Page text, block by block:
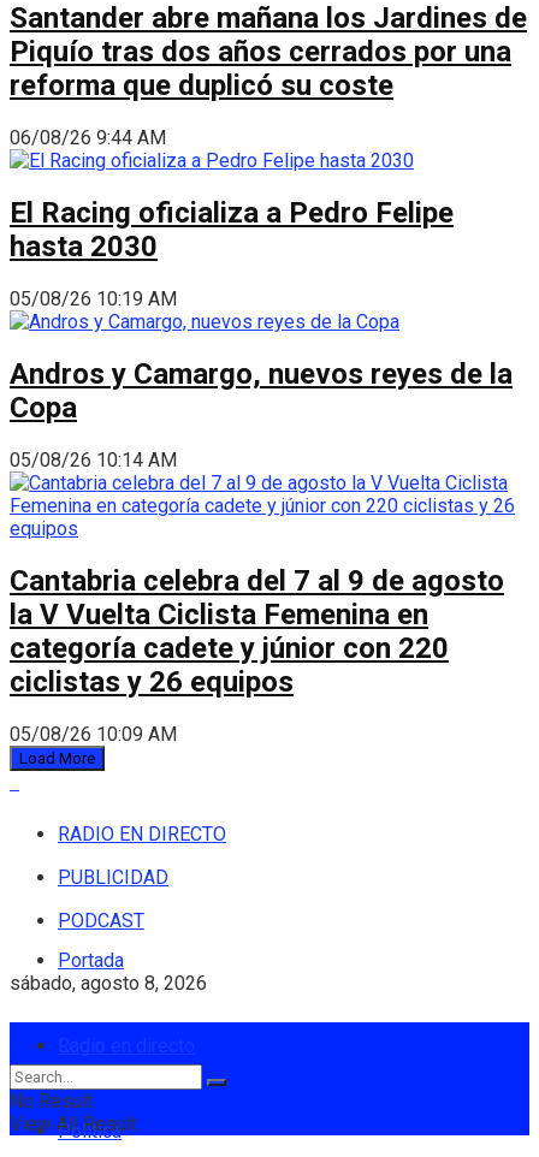
Santander abre mañana los Jardines de
Piquío tras dos años cerrados por una
reforma que duplicó su coste
06/08/26 9:44 AM
El Racing oficializa a Pedro Felipe
hasta 2030
05/08/26 10:19 AM
Andros y Camargo, nuevos reyes de la
Copa
05/08/26 10:14 AM
Cantabria celebra del 7 al 9 de agosto
la V Vuelta Ciclista Femenina en
categoría cadete y júnior con 220
ciclistas y 26 equipos
05/08/26 10:09 AM
Load More
RADIO EN DIRECTO
PUBLICIDAD
PODCAST
sábado, agosto 8, 2026
Portada
Política
No Result
View All Result